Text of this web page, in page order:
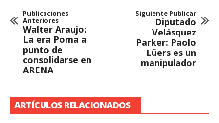
Publicaciones
Anteriores
Walter Araujo:
La era Poma a
punto de
consolidarse en
ARENA
Siguiente Publicar
Diputado
Velásquez
Parker: Paolo
Lüers es un
manipulador
ARTÍCULOS RELACIONADOS